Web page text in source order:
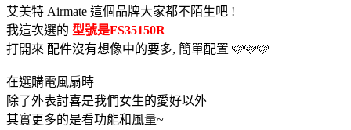
艾美特 Airmate 這個品牌大家都不陌生吧 !
我這次選的 型號是FS35150R
打開來 配件沒有想像中的要多, 簡單配置 🩷🩷🩷
在選購電風扇時
除了外表討喜是我們女生的愛好以外
其實更多的是看功能和風量~